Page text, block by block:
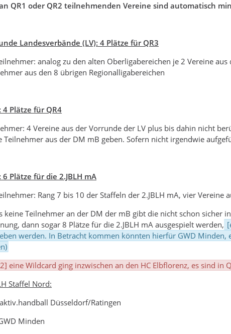
QR1 oder QR2 teilnehmenden Vereine sind automatisch
Landesverbände (LV): 4 Plätze für QR3
analog zu den alten Oberligabereichen je 2 Vereine
aus den 8 übrigen Regionalligabereichen
4 Plätze für QR4
4 Vereine aus der Vorrunde der LV plus bis dahin nicht
Teilnehmer aus der DM mB geben. Sofern nicht irgendwie
6 Plätze für die 2.JBLH mA
Rang 7 bis 10 der Staffeln der 2.JBLH mA, vier Vereine
keine Teilnehmer an der DM der mB gibt die nicht schon sicher
dann sogar 8 Plätze für die 2.JBLH mA ausgespielt werden,
werden. In Betracht kommen könnten hierfür GWD Minden,
eine Wildcard ging inzwischen an den HC Elbflorenz, es sind in
Staffel Nord:
Düsseldorf/Ratingen
Minden